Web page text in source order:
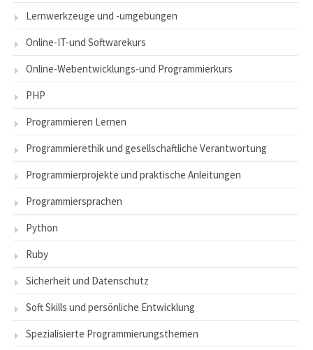
Lernwerkzeuge und -umgebungen
Online-IT-und Softwarekurs
Online-Webentwicklungs-und Programmierkurs
PHP
Programmieren Lernen
Programmierethik und gesellschaftliche Verantwortung
Programmierprojekte und praktische Anleitungen
Programmiersprachen
Python
Ruby
Sicherheit und Datenschutz
Soft Skills und persönliche Entwicklung
Spezialisierte Programmierungsthemen